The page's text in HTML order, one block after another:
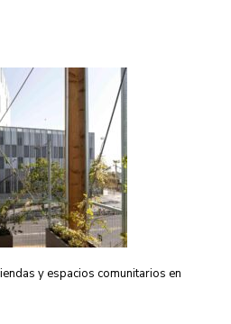
y espacios comunitarios en